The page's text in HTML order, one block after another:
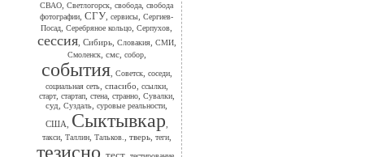
СВАО Светлогорск свобода свобода
фотографии СГУ сервисы Сергиев-
Посад Серебряное кольцо Серпухов
сессия, Сибирь, Словакия, СМИ,
Смоленск, смс, собор,
события Советск, соседи,
социальная сеть, спасибо ссылки,
старт, стартап, стена, странно, Сувалки,
суд
Суздаль суровые реальности
США
Сыктывкар
такси, Таллин, Тальков. тверь, теги,
тезисно